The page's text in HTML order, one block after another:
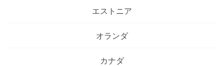
エストニア
オランダ
カナダ